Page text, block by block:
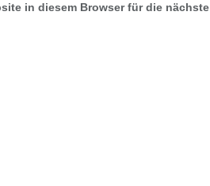
in diesem Browser für die nächste